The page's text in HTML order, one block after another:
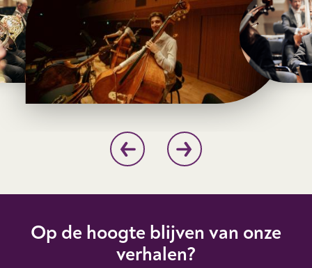
Op de hoogte blijven van onze
verhalen?